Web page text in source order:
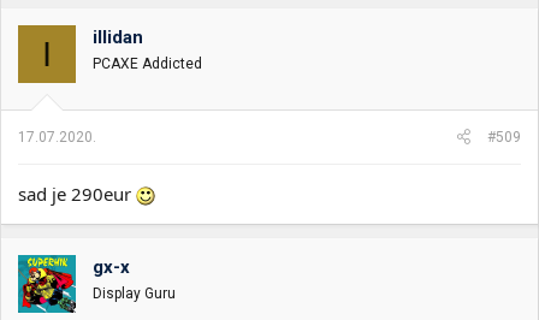
o
n
:
I illidan
PCAXE Addicted
17.07.2020. #509
sad je 290eur
gx-x
Display Guru